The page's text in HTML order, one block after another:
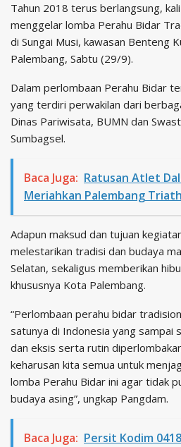
Tahun 2018 terus berlangsung,
menggelar lomba Perahu Bidar
di Sungai Musi, kawasan Benteng
Palembang, Sabtu (29/9).
Dalam perlombaan Perahu Bidar
yang terdiri perwakilan dari
Dinas Pariwisata, BUMN dan
Sumbagsel.
Baca Juga: Ratusan Atlet
Meriahkan Palembang
Adapun maksud dan tujuan
melestarikan tradisi dan budaya
Selatan, sekaligus memberikan
khususnya Kota Palembang.
“Perlombaan perahu bidar
satunya di Indonesia yang sampai
dan eksis serta rutin
keharusan kita semua untuk
lomba Perahu Bidar ini agar tidak
budaya asing”, ungkap Pangdam.
Baca Juga: Persit Kodim